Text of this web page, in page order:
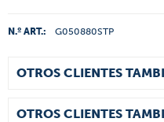
N.º ART.: G050880STP
OTROS CLIENTES
OTROS CLIENTES